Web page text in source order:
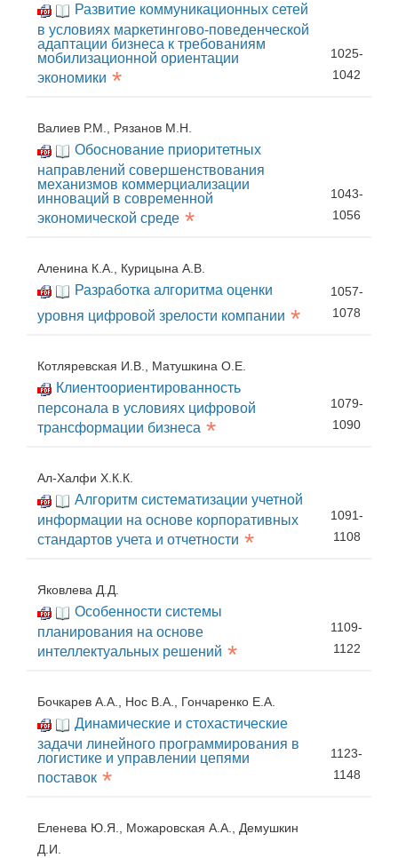
Развитие коммуникационных сетей
в условиях маркетингово-поведенческой
адаптации бизнеса к требованиям
мобилизационной ориентации
экономики *
1025-
1042
Валиев Р.М., Рязанов М.Н.
Обоснование приоритетных
направлений совершенствования
механизмов коммерциализации
инноваций в современной
экономической среде *
1043-
1056
Аленина К.А., Курицына А.В.
Разработка алгоритма оценки
уровня цифровой зрелости компании *
1057-
1078
Котляревская И.В., Матушкина О.Е.
Клиентоориентированность
персонала в условиях цифровой
трансформации бизнеса *
1079-
1090
Ал-Халфи Х.К.К.
Алгоритм систематизации учетной
информации на основе корпоративных
стандартов учета и отчетности *
1091-
1108
Яковлева Д.Д.
Особенности системы
планирования на основе
интеллектуальных решений *
1109-
1122
Бочкарев А.А., Нос В.А., Гончаренко Е.А.
Динамические и стохастические
задачи линейного программирования в
логистике и управлении цепями
поставок *
1123-
1148
Еленева Ю.Я., Можаровская А.А., Демушкин
Д.И.